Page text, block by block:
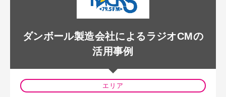
ダンボール製造会社によるラジオCMの
活用事例
エリア